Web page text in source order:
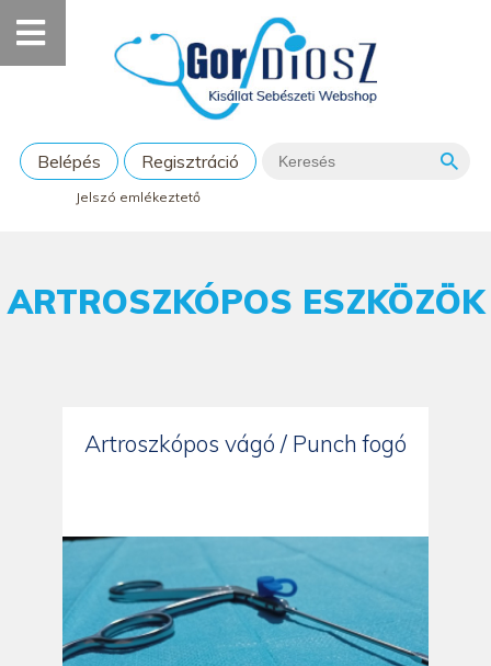
Belépés Regisztráció
Jelszó emlékeztető
ARTROSZKÓPOS ESZKÖZÖK
Artroszkópos vágó / Punch fogó